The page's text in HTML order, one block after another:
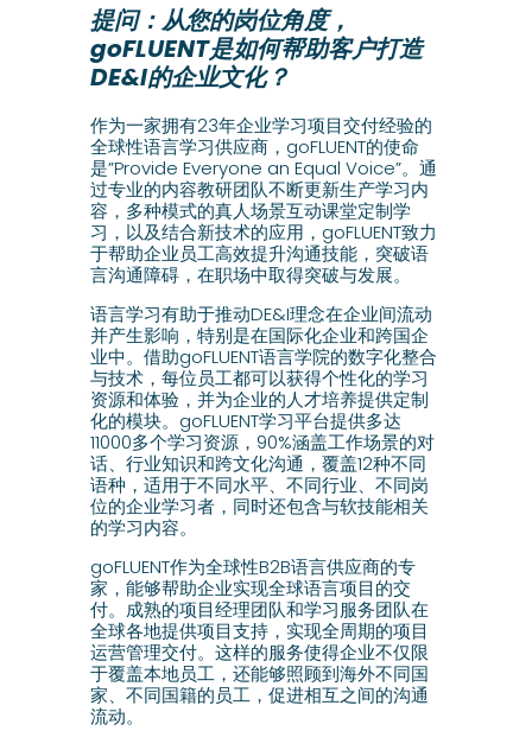
提问：从您的岗位角度，
goFLUENT是如何帮助客户打造
DE&I的企业文化？
作为一家拥有23年企业学习项目交付经验的
全球性语言学习供应商，goFLUENT的使命
是”Provide Everyone an Equal Voice”。通
过专业的内容教研团队不断更新生产学习内
容，多种模式的真人场景互动课堂定制学
习，以及结合新技术的应用，goFLUENT致力
于帮助企业员工高效提升沟通技能，突破语
言沟通障碍，在职场中取得突破与发展。
语言学习有助于推动DE&I理念在企业间流动
并产生影响，特别是在国际化企业和跨国企
业中。借助goFLUENT语言学院的数字化整合
与技术，每位员工都可以获得个性化的学习
资源和体验，并为企业的人才培养提供定制
化的模块。goFLUENT学习平台提供多达
11000多个学习资源，90%涵盖工作场景的对
话、行业知识和跨文化沟通，覆盖12种不同
语种，适用于不同水平、不同行业、不同岗
位的企业学习者，同时还包含与软技能相关
的学习内容。
goFLUENT作为全球性B2B语言供应商的专
家，能够帮助企业实现全球语言项目的交
付。成熟的项目经理团队和学习服务团队在
全球各地提供项目支持，实现全周期的项目
运营管理交付。这样的服务使得企业不仅限
于覆盖本地员工，还能够照顾到海外不同国
家、不同国籍的员工，促进相互之间的沟通
流动。